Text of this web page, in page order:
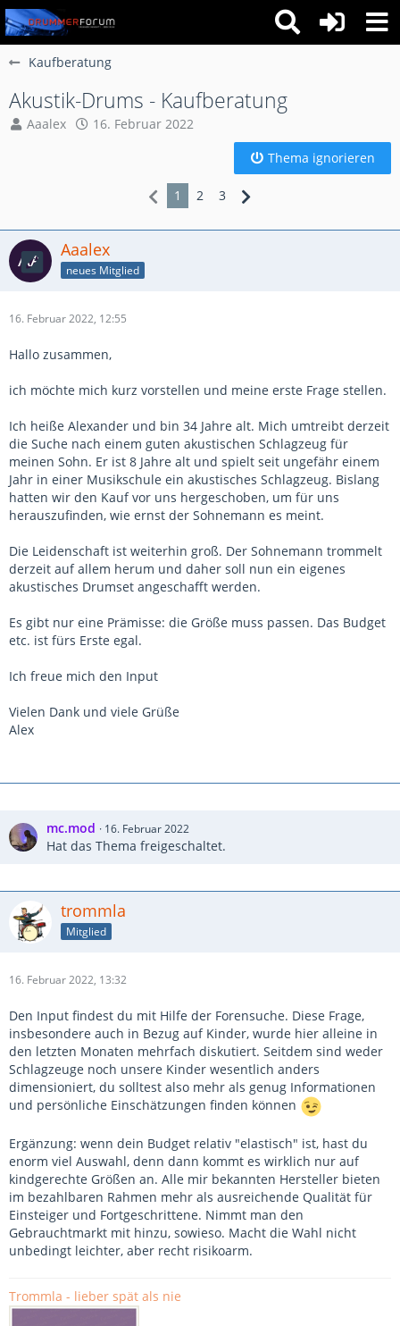
Kaufberatung
Akus­tik-Drums - Kaufberatung
Aaalex
16. Februar 2022
Thema ignorieren
1 2 3
Aaalex
neues Mitglied
16. Februar 2022, 12:55
Hallo zusammen,
ich möchte mich kurz vorstellen und meine erste Frage stellen.
Ich heiße Alexander und bin 34 Jahre alt. Mich umtreibt derzeit
die Suche nach einem guten akustischen Schlagzeug für
meinen Sohn. Er ist 8 Jahre alt und spielt seit ungefähr einem
Jahr in einer Musikschule ein akustisches Schlagzeug. Bislang
hatten wir den Kauf vor uns hergeschoben, um für uns
herauszufinden, wie ernst der Sohnemann es meint.
Die Leidenschaft ist weiterhin groß. Der Sohnemann trommelt
derzeit auf allem herum und daher soll nun ein eigenes
akustisches Drumset angeschafft werden.
Es gibt nur eine Prämisse: die Größe muss passen. Das Budget
etc. ist fürs Erste egal.
Ich freue mich den Input
Vielen Dank und viele Grüße
Alex
mc.mod 16. Februar 2022
Hat das Thema freigeschaltet.
trommla
Mitglied
16. Februar 2022, 13:32
Den Input findest du mit Hilfe der Forensuche. Diese Frage,
insbesondere auch in Bezug auf Kinder, wurde hier alleine in
den letzten Monaten mehrfach diskutiert. Seitdem sind weder
Schlagzeuge noch unsere Kinder wesentlich anders
dimensioniert, du solltest also mehr als genug Informationen
und persönliche Einschätzungen finden können
Ergänzung: wenn dein Budget relativ "elastisch" ist, hast du
enorm viel Auswahl, denn dann kommt es wirklich nur auf
kindgerechte Größen an. Alle mir bekannten Hersteller bieten
im bezahlbaren Rahmen mehr als ausreichende Qualität für
Einsteiger und Fortgeschrittene. Nimmt man den
Gebrauchtmarkt mit hinzu, sowieso. Macht die Wahl nicht
unbedingt leichter, aber recht risikoarm.
Trommla - lieber spät als nie